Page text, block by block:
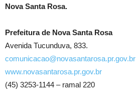
Nova Santa Rosa.
Prefeitura de Nova Santa Rosa
Avenida Tucunduva, 833.
comunicacao@novasantarosa.pr.gov.br
www.novasantarosa.pr.gov.br
(45) 3253-1144 – ramal 220